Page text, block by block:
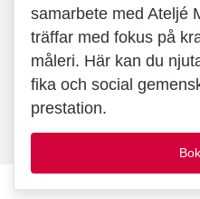
samarbete med Ateljé
träffar med fokus på
måleri. Här kan du
fika och social
prestation.